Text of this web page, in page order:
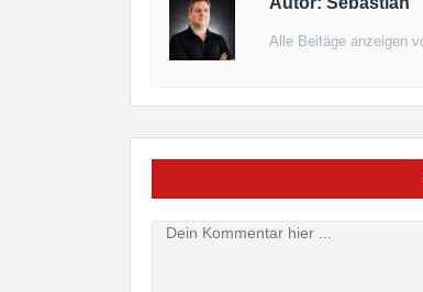
Alle Beitäge anzeigen